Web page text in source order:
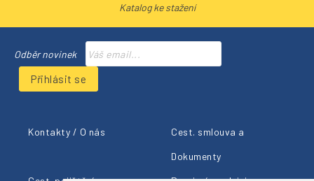
Katalog ke stažení
Odběr novinek
Přihlásit se
Kontakty / O nás Cest. smlouva a
Dokumenty